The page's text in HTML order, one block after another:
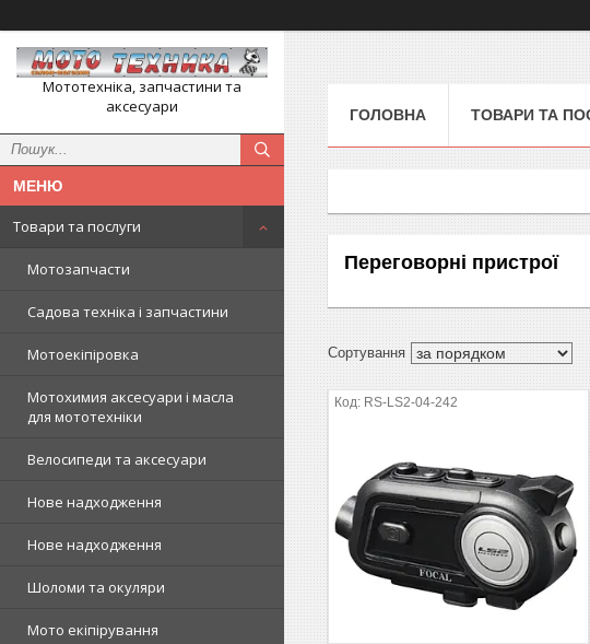
Мототехніка, запчастини та
аксесуари
Товари та послуги
Мотозапчасти
Садова техніка і запчастини
Мотоекіпіровка
Мотохимия аксесуари і масла
для мототехніки
Велосипеди та аксесуари
Нове надходження
Нове надходження
Шоломи та окуляри
Мото екіпірування
ГОЛОВНА ТОВАРИ ТА
Переговорні пристрої
RS-LS2-04-242